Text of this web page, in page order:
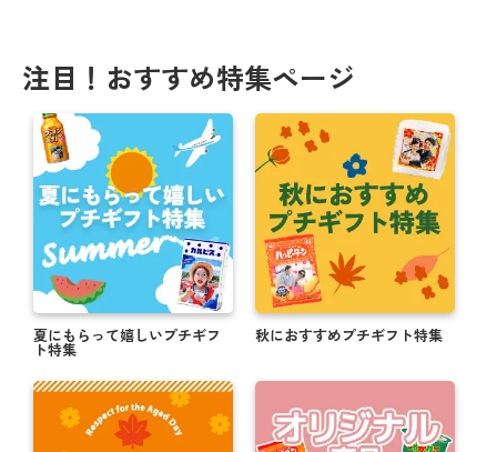
注目！おすすめ特集ページ
夏にもらって嬉しいプチギフ
ト特集
秋におすすめプチギフト特集